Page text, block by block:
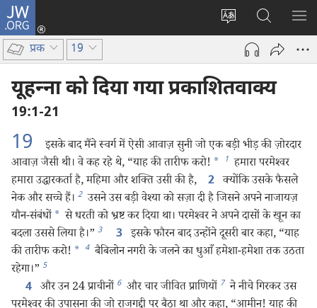
JW.ORG
वेबसाइट
भाषा
लॉग-
इन
(opens
window)
JW.ORG
खोजें
मैन्यू
प्रक 19
यूहन्‍ना को दिया गया प्रकाशितवाक्य
19:1-21
19
इसके बाद मैंने स्वर्ग में ऐसी आवाज़ सुनी जो एक बड़ी भीड़ की ज़ोरदार
आवाज़ जैसी थी। वे कह रहे थे, “याह की तारीफ करो! * 1 हमारा परमेश्‍वर
हमारा उद्धारकर्ता है, महिमा और शक्‍ति उसी की है,
2 क्योंकि उसके फैसले
नेक और सच्चे हैं। 2 उसने उस बड़ी वेश्‍या को सज़ा दी है जिसने अपने नाजायज़
यौन-संबंधों * से धरती को भ्रष्ट कर दिया था। परमेश्‍वर ने अपने दासों के खून का
बदला उससे लिया है।” 3 3 इसके फौरन बाद उन्होंने दूसरी बार कहा, “याह
की तारीफ करो! * 4 बैबिलोन नगरी के जलने का धुआँ हमेशा-हमेशा तक उठता
रहेगा।” 5
4 और उन 24 प्राचीनों 6 और चार जीवित प्राणियों 7 ने नीचे गिरकर उस